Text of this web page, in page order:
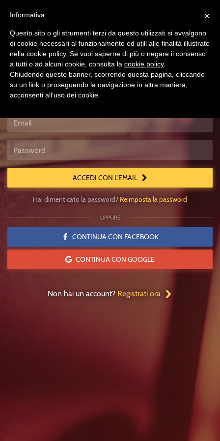
Accedi
Usa
un
account
locale
ACCEDI CON L'EMAIL
Hai dimenticato la password? Reimposta la password
OPPURE
CONTINUA CON FACEBOOK
CONTINUA CON GOOGLE
Non hai un account? Registrati ora
×
Informativa
Questo sito o gli strumenti terzi da questo utilizzati si avvalgono
di cookie necessari al funzionamento ed utili alle finalità illustrate
nella cookie policy. Se vuoi saperne di più o negare il consenso
a tutti o ad alcuni cookie, consulta la cookie policy.
Chiudendo questo banner, scorrendo questa pagina, cliccando
su un link o proseguendo la navigazione in altra maniera,
acconsenti all’uso dei cookie.